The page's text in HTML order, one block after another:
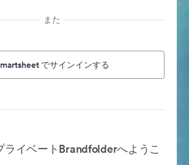
また
でサインインする
イベートBrandfolderへようこ